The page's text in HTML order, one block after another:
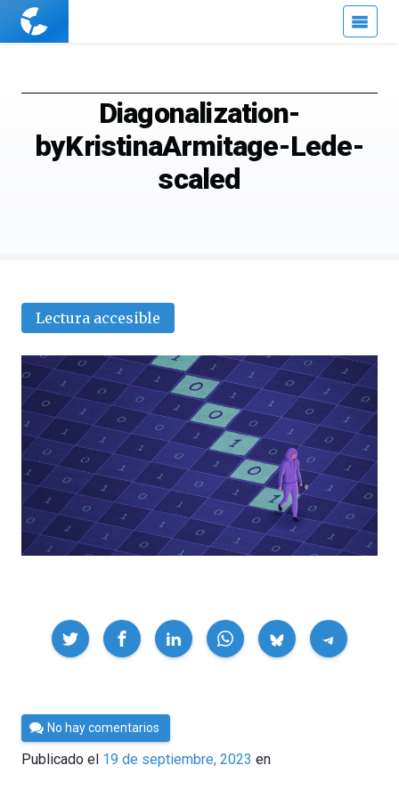
Cuaderno
Diagonalization-
byKristinaArmitage-Lede-
scaled
Lectura accesible
Compartir
Por
César
Tomé
No hay comentarios
Publicado el 19 de septiembre, 2023 en